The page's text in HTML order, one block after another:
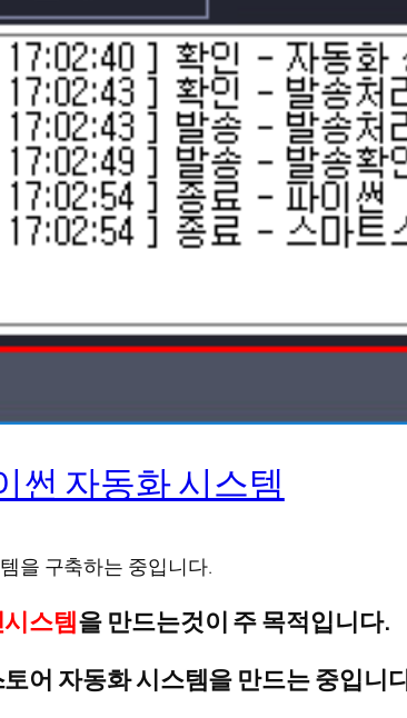
썬 자동화 시스템
을 구축하는 중입니다.
스템을 만드는것이 주 목적입니다.
어 자동화 시스템을 만드는 중입니